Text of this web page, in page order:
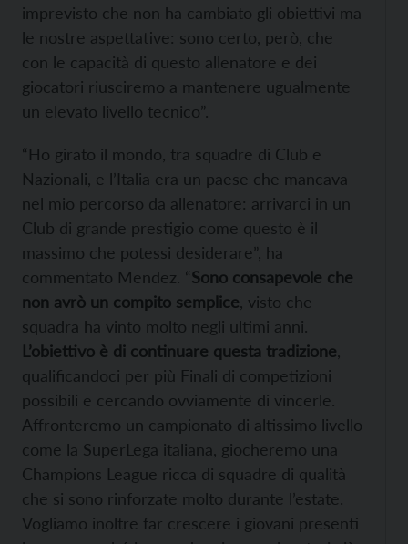
imprevisto che non ha cambiato gli obiettivi ma
le nostre aspettative: sono certo, però, che
con le capacità di questo allenatore e dei
giocatori riusciremo a mantenere ugualmente
un elevato livello tecnico”.
“Ho girato il mondo, tra squadre di Club e
Nazionali, e l’Italia era un paese che mancava
nel mio percorso da allenatore: arrivarci in un
Club di grande prestigio come questo è il
massimo che potessi desiderare”, ha
commentato Mendez. “Sono consapevole che
non avrò un compito semplice , visto che
squadra ha vinto molto negli ultimi anni.
L’obiettivo è di continuare questa tradizione
qualificandoci per più Finali di competizioni
possibili e cercando ovviamente di vincerle.
Affronteremo un campionato di altissimo livello
come la SuperLega italiana, giocheremo una
Champions League ricca di squadre di qualità
che si sono rinforzate molto durante l’estate.
Vogliamo inoltre far crescere i giovani presenti